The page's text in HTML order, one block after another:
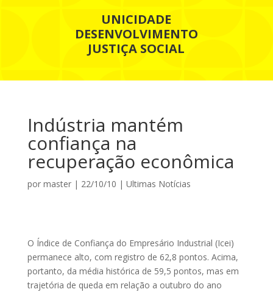
UNICIDADE
DESENVOLVIMENTO
JUSTIÇA SOCIAL
Indústria mantém
confiança na
recuperação econômica
por master| 22/10/10 | Ultimas Notícias
O Índice de Confiança do Empresário Industrial (Icei)
permanece alto, com registro de 62,8 pontos. Acima,
portanto, da média histórica de 59,5 pontos, mas em
trajetória de queda em relação a outubro do ano